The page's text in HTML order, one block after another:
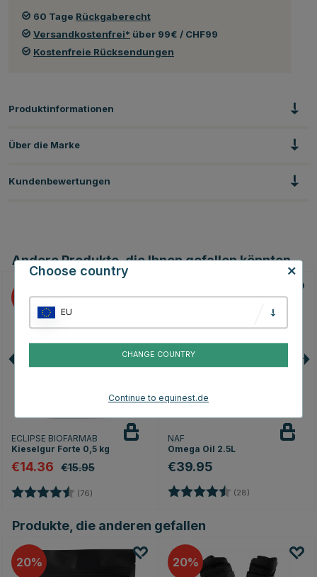
60 Tage Rückgaberecht
Versandkostenfrei* über 99€ / CHF99
Kostenfreie Rücksendungen
Produktinformationen
Über die Marke
Kundenbewertungen
Andere Produkte, die Ihnen gefallen könnten
10
ECLIPSE BIOFARMAB
Kieselgur Forte 0,5 kg
€14.36 €15.95
Bewertung: (76)
NAF
Omega Oil 2.5L
€39.95
Bewertung: (28)
Produkte, die anderen gefallen
20 20
Choose country
EU
CHANGE COUNTRY
Continue to equinest.de